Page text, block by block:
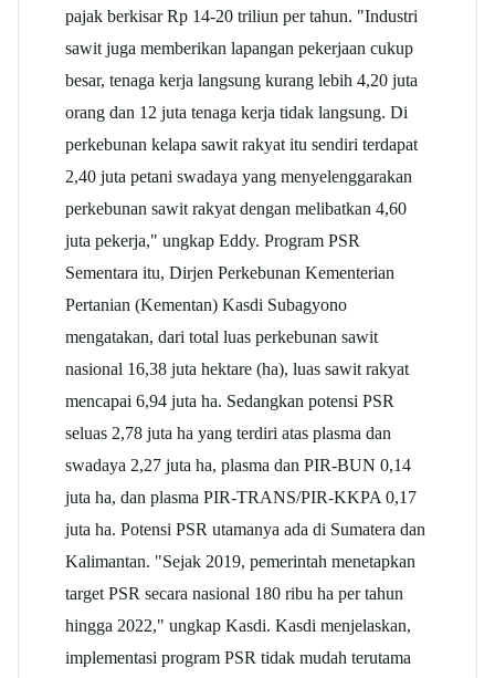
pajak berkisar Rp 14-20 triliun per tahun. "Industri
sawit juga memberikan lapangan pekerjaan cukup
besar, tenaga kerja langsung kurang lebih 4,20 juta
orang dan 12 juta tenaga kerja tidak langsung. Di
perkebunan kelapa sawitrakyat itu sendiri terdapat
2,40 juta petani swadaya yang menyelenggarakan
perkebunan sawit rakyat dengan melibatkan 4,60
juta pekerja," ungkap Eddy. Program PSR
Sementara itu, Dirjen Perkebunan Kementerian
Pertanian (Kementan) Kasdi Subagyono
mengatakan, dari total luas perkebunan sawit
nasional 16,38 juta hektare (ha), luas sawit rakyat
mencapai 6,94 juta ha. Sedangkan potensi PSR
seluas 2,78 juta ha yang terdiri atas plasma dan
swadaya 2,27 juta ha, plasma dan PIR-BUN 0,14
juta ha, dan plasma PIR-TRANS/PIR-KKPA 0,17
juta ha. Potensi PSR utamanya ada di Sumatera dan
Kalimantan. "Sejak 2019, pemerintah menetapkan
target PSR secara nasional 180 ribu ha per tahun
hingga 2022," ungkap Kasdi. Kasdi menjelaskan,
implementasi program PSR tidak mudah terutama